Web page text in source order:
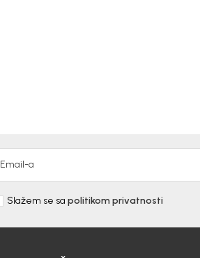
Email-a
Slažem se sa politikom privatnosti